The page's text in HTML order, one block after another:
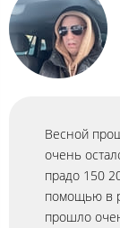
Весной
очень
прадо 150
помощью в
прошло